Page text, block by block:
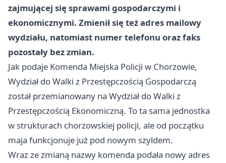
zajmującej się sprawami gospodarczymi i
ekonomicznymi. Zmienił się też adres mailowy
wydziału, natomiast numer telefonu oraz faks
pozostały bez zmian.
Jak podaje Komenda Miejska Policji w Chorzowie,
Wydział do Walki z Przestępczością Gospodarczą
został przemianowany na Wydział do Walki z
Przestępczością Ekonomiczną. To ta sama jednostka
w strukturach chorzowskiej policji, ale od początku
maja funkcjonuje już pod nowym szyldem.
Wraz ze zmianą nazwy komenda podała nowy adres